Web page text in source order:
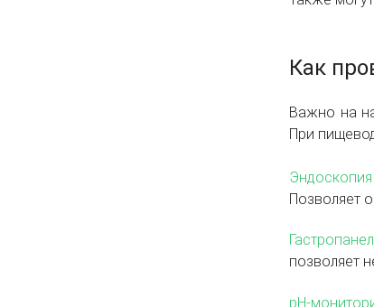
Как
Важно на
При
Позволяет
позволяет
pH-